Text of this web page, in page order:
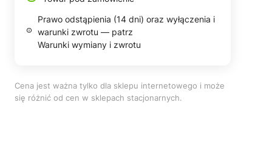
Prawo odstąpienia (14 dni) oraz wyłączenia i
warunki zwrotu — patrz
Warunki wymiany i zwrotu
Cena jest ważna tylko dla sklepu internetowego i może
się różnić od cen w sklepach stacjonarnych.